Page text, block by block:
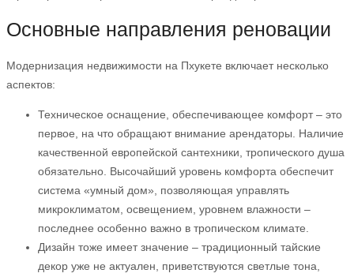
Основные направления реновации
Модернизация недвижимости на Пхукете включает несколько
аспектов:
Техническое оснащение, обеспечивающее комфорт – это
первое, на что обращают внимание арендаторы. Наличие
качественной европейской сантехники, тропического душа
обязательно. Высочайший уровень комфорта обеспечит
система «умный дом», позволяющая управлять
микроклиматом, освещением, уровнем влажности –
последнее особенно важно в тропическом климате.
Дизайн тоже имеет значение – традиционный тайские
декор уже не актуален, приветствуются светлые тона,